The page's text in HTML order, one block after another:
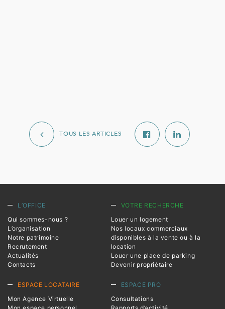
TOUS LES ARTICLES
L’OFFICE
Qui sommes-nous ?
L’organisation
Notre patrimoine
Recrutement
Actualités
Contacts
VOTRE RECHERCHE
Louer un logement
Nos locaux commerciaux
disponibles à la vente ou à la
location
Louer une place de parking
Devenir propriétaire
ESPACE LOCATAIRE
Mon Agence Virtuelle
ESPACE PRO
Consultations